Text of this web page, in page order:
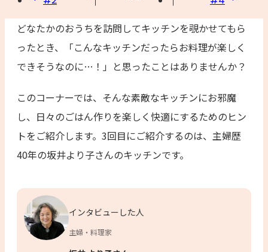
どなたかのおうちを訪問してキッチンを覗かせてもら
ったとき、「こんなキッチンだったらお料理が楽しく
できそうなのに…！」と思ったことはありませんか？
このコーナーでは、そんな素敵なキッチンにお邪魔
し、日々のごはん作りを楽しく快適にするためのヒン
トをご紹介します。3回目にご紹介するのは、主婦歴
40年の坂井より子さんのキッチンです。
インタビューした人
主婦・料理家